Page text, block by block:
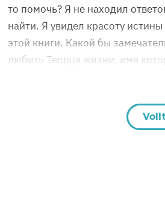
то помочь? Я не находил
найти. Я увидел красоту
этой книги. Какой бы
любить Творца жизни, имя